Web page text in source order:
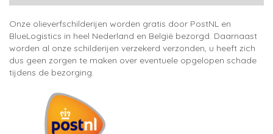
Onze olieverfschilderijen worden gratis door PostNL en
BlueLogistics in heel Nederland en België bezorgd. Daarnaast
worden al onze schilderijen verzekerd verzonden, u heeft zich
dus geen zorgen te maken over eventuele opgelopen schade
tijdens de bezorging.